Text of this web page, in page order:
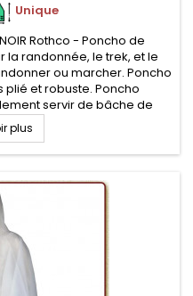
Unique
Rothco - Poncho de
randonnée, le trek, et le
ou marcher. Poncho
et robuste. Poncho
servir de bâche de
ou d'abri d'urgence
plus